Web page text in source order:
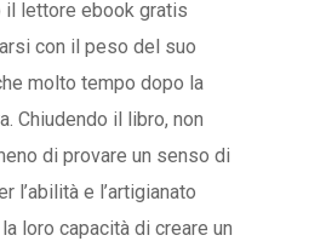
il lettore ebook gratis
con il peso del suo
molto tempo dopo la
Chiudendo il libro, non
di provare un senso di
l’abilità e l’artigianato
loro capacità di creare un